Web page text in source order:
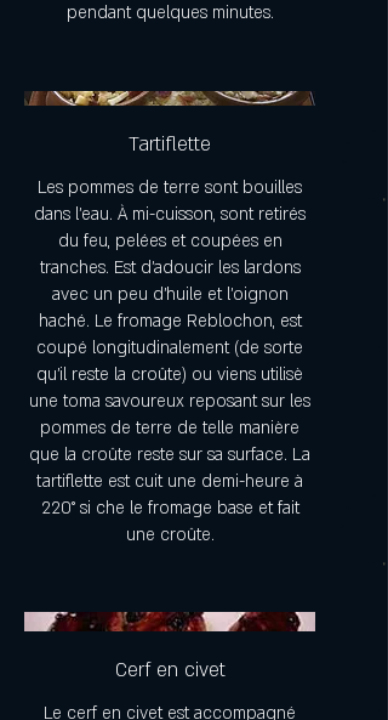
pendant quelques minutes.
Tartiflette
Les pommes de terre sont bouilles
dans l'eau. À mi-cuisson, sont retirés
du feu, pelées et coupées en
tranches. Est d'adoucir les lardons
avec un peu d'huile et l'oignon
haché. Le fromage Reblochon, est
coupé longitudinalement (de sorte
qu'il reste la croûte) ou viens utilisè
une toma savoureux reposant sur les
pommes de terre de telle manière
que la croûte reste sur sa surface. La
tartiflette est cuit une demi-heure à
220° si che le fromage base et fait
une croûte.
Cerf en civet
Le cerf en civet est accompagné